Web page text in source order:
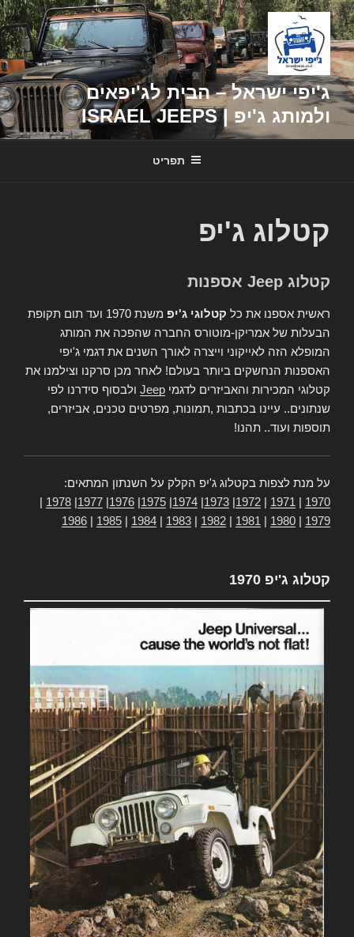
דילוג
לתוכן
ג'יפי ישראל – הבית לג'יפאים
ולמותג ג'יפ | ISRAEL JEEPS
תפריט
קטלוג ג'יפ
קטלוג Jeep אספנות
ראשית אספנו את כל קטלוגי ג'יפ
משנת 1970 ועד תום תקופת
הבעלות של אמריקן-מוטורס החברה שהפכה את המותג
המופלא הזה לאייקוני וייצרה לאורך השנים את דגמי ג'יפי
האספנות הנחשקים ביותר בעולם! לאחר מכן סרקנו וצילמנו את
קטלוגי המכירות והאביזרים לדגמי Jeep ולבסוף סידרנו לפי
שנתונים.. עיינו בכתבות ,תמונות, מפרטים טכנים, אביזרים,
תוספות ועוד.. תהנו!
על מנת לצפות בקטלוג ג'יפ הקלק על השנתון המתאים:
1970
1971
1972
1973
1974
1975
1976
1977
1978
1979
1980
1981
1982
1983
1984
1985
1986
קטלוג ג'יפ 1970